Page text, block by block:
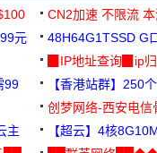
CN2加速 不限流
元
48H64G1TSSD G
3000+可免费测试
▉IP地址查询▉ip
99
【香港站群】250
创梦网络-西安电信
88元/月
主
【超云】4核